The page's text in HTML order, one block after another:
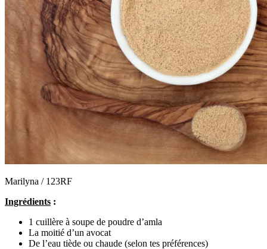
Marilyna / 123RF
Ingrédients :
1 cuillère à soupe de poudre d’amla
La moitié d’un avocat
De l’eau tiède ou chaude (selon tes préférences)